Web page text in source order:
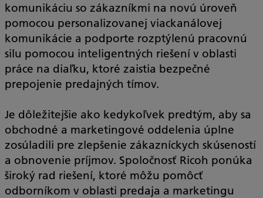
komunikáciu so zákazníkmi na novú úroveň
pomocou personalizovanej viackanálovej
komunikácie a podporte rozptýlenú pracovnú
silu pomocou inteligentných riešení v oblasti
práce na diaľku, ktoré zaistia bezpečné
prepojenie predajných tímov.
Je dôležitejšie ako kedykoľvek predtým, aby sa
obchodné a marketingové oddelenia úplne
zosúladili pre zlepšenie zákazníckych skúseností
a obnovenie príjmov. Spoločnosť Ricoh ponúka
široký rad riešení, ktoré môžu pomôcť
odborníkom v oblasti predaja a marketingu